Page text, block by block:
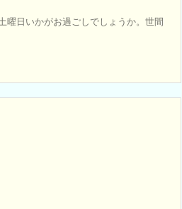
曜日いかがお過ごしでしょうか。世間